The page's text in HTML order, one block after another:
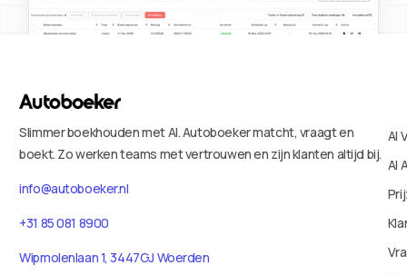
Slimmer boekhouden met AI. Autoboeker matcht, vraagt en
boekt. Zo werken teams met vertrouwen en zijn klanten altijd bij.
info@autoboeker.nl
+31 85 081 8900
Wipmolenlaan 1, 3447GJ Woerden
AI
AI